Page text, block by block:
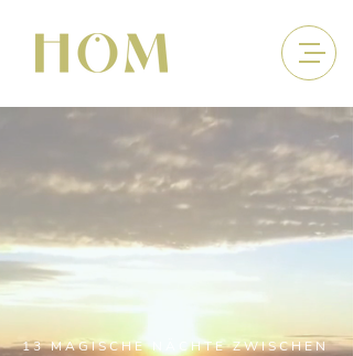
13 MAGISCHE NÄCHTE ZWISCHEN